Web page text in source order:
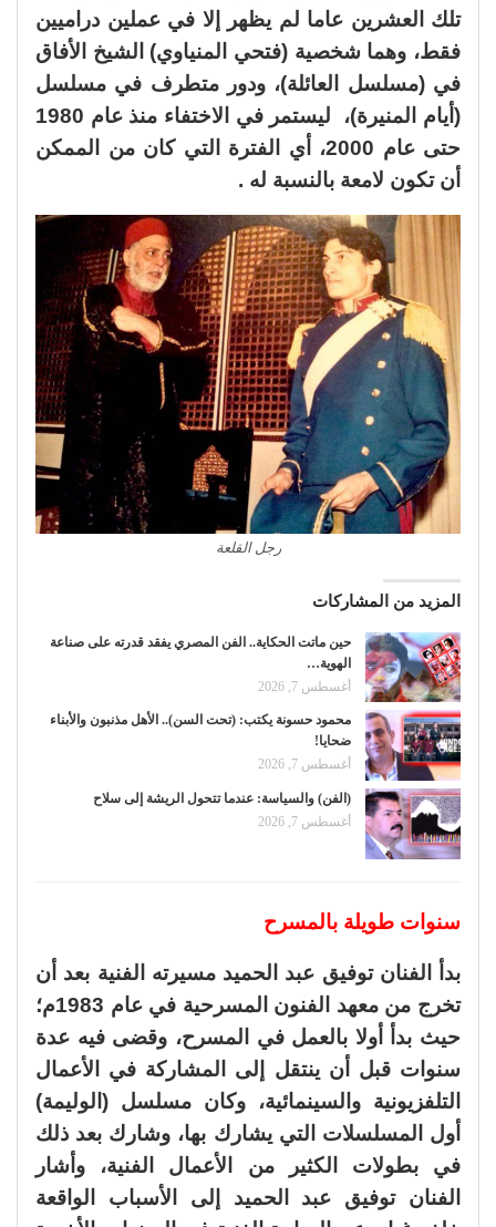
تلك العشرين عاما لم يظهر إلا في عملين دراميين
فقط، وهما شخصية (فتحي المنياوي) الشيخ الأفاق
في (مسلسل العائلة)، ودور متطرف في مسلسل
(أيام المنيرة)، ليستمر في الاختفاء منذ عام 1980
حتى عام 2000، أي الفترة التي كان من الممكن
أن تكون لامعة بالنسبة له .
رجل القلعة
المزيد من المشاركات
حين ماتت الحكاية.. الفن المصري يفقد قدرته على صناعة
الهوية…
أغسطس 7, 2026
محمود حسونة يكتب: (تحت السن).. الأهل مذنبون والأبناء
ضحايا!
أغسطس 7, 2026
(الفن) والسياسة: عندما تتحول الريشة إلى سلاح
أغسطس 7, 2026
سنوات طويلة بالمسرح
بدأ الفنان توفيق عبد الحميد مسيرته الفنية بعد أن
تخرج من معهد الفنون المسرحية في عام 1983م؛
حيث بدأ أولا بالعمل في المسرح، وقضى فيه عدة
سنوات قبل أن ينتقل إلى المشاركة في الأعمال
التلفزيونية والسينمائية، وكان مسلسل (الوليمة)
أول المسلسلات التي يشارك بها، وشارك بعد ذلك
في بطولات الكثير من الأعمال الفنية، وأشار
الفنان توفيق عبد الحميد إلى الأسباب الواقعة